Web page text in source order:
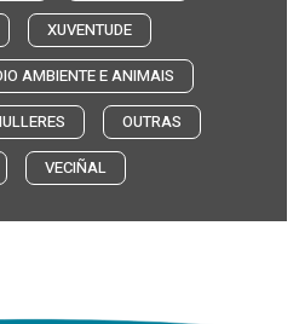
XUVENTUDE
AMBIENTE E ANIMAIS
OUTRAS
VECIÑAL